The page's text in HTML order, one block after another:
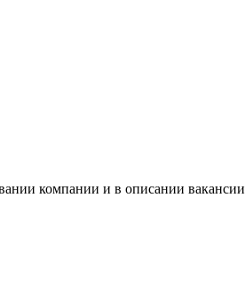
компании и в описании вакансии